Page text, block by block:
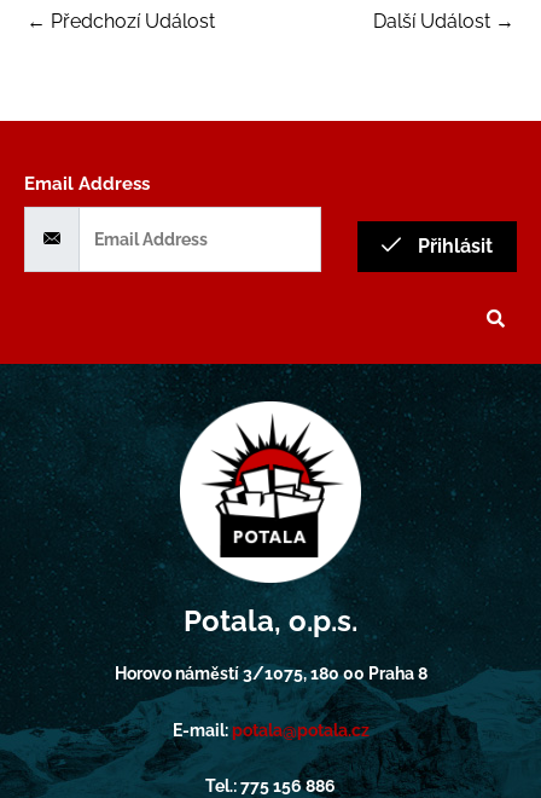
← Předchozí Událost Další Událost →
Email Address
Přihlásit
Potala, o.p.s.
Horovo náměstí 3/1075, 180 00 Praha 8
E-mail:potala@potala.cz
Tel.: 775 156 886